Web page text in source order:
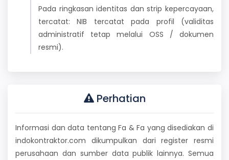
Pada ringkasan identitas dan strip kepercayaan,
tercatat: NIB tercatat pada profil (validitas
administratif tetap melalui OSS / dokumen
resmi).
Perhatian
Informasi dan data tentang Fa & Fa yang disediakan di
indokontraktor.com dikumpulkan dari register resmi
perusahaan dan sumber data publik lainnya. Semua